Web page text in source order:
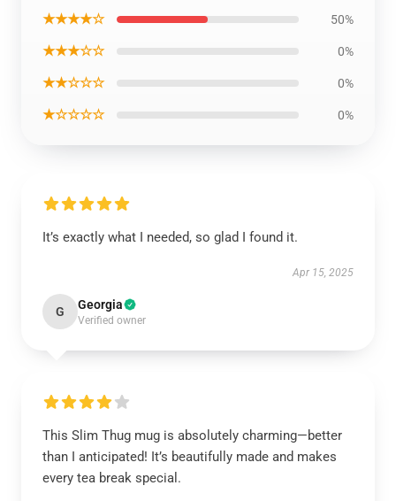
★★★★☆ 50%
★★★☆☆ 0%
★★☆☆☆ 0%
★☆☆☆☆ 0%
It’s exactly what I needed, so glad I found it.
Apr 15, 2025
G Georgia
Verified owner
This Slim Thug mug is absolutely charming—better
than I anticipated! It’s beautifully made and makes
every tea break special.